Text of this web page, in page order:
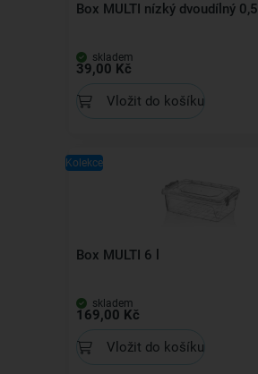
Box MULTI nízký dvoudílný 0,5 l
skladem
39,00 Kč
Vložit do košíku
Kolekce
Box MULTI 6 l
skladem
169,00 Kč
Vložit do košíku